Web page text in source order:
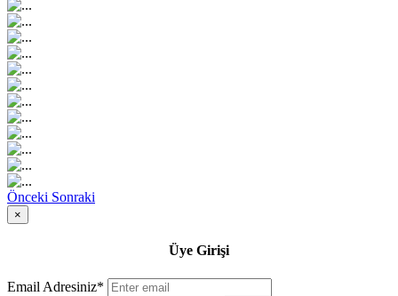
Önceki Sonraki
×
Üye Girişi
Email Adresiniz*